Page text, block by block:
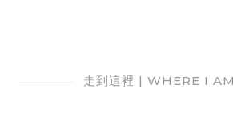
走到這裡 | WHERE I